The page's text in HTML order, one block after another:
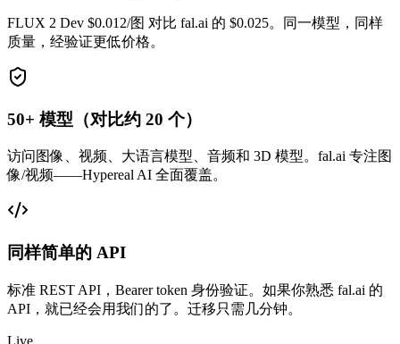
FLUX 2 Dev $0.012/图 对比 fal.ai 的 $0.025。同一模型，同样
质量，经验证更低价格。
50+ 模型（对比约 20 个）
访问图像、视频、大语言模型、音频和 3D 模型。fal.ai 专注图
像/视频——Hypereal AI 全面覆盖。
同样简单的 API
标准 REST API，Bearer token 身份验证。如果你熟悉 fal.ai 的
API，就已经会用我们的了。迁移只需几分钟。
Live